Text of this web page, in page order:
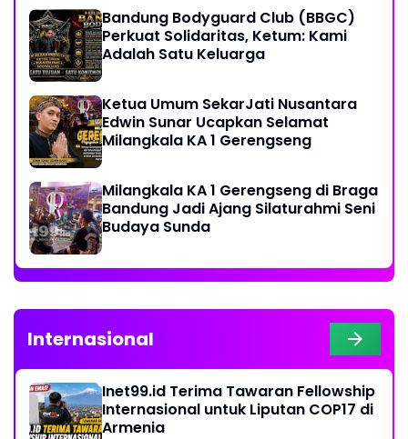
Bandung Bodyguard Club (BBGC)
Perkuat Solidaritas, Ketum: Kami
Adalah Satu Keluarga
Ketua Umum SekarJati Nusantara
Edwin Sunar Ucapkan Selamat
Milangkala KA 1 Gerengseng
Milangkala KA 1 Gerengseng di Braga
Bandung Jadi Ajang Silaturahmi Seni
Budaya Sunda
Internasional
Inet99.id Terima Tawaran Fellowship
Internasional untuk Liputan COP17 di
Armenia